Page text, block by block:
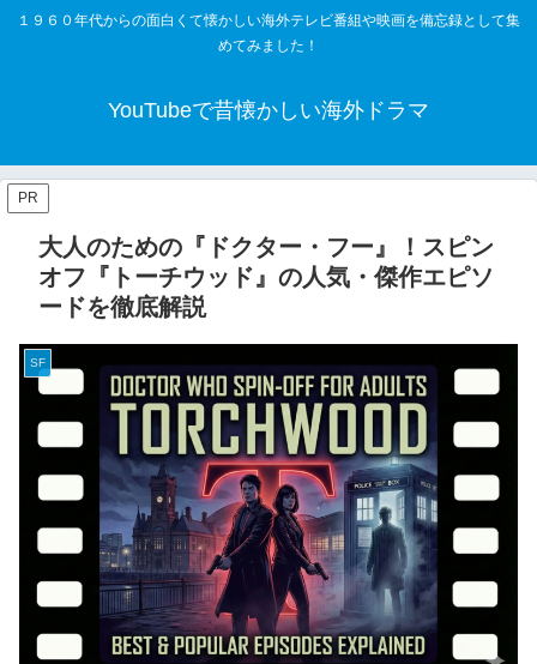
１９６０年代からの面白くて懐かしい海外テレビ番組や映画を備忘録として集
めてみました！
YouTubeで昔懐かしい海外ドラマ
PR
大人のための『ドクター・フー』！スピン
オフ『トーチウッド』の人気・傑作エピソ
ードを徹底解説
SF